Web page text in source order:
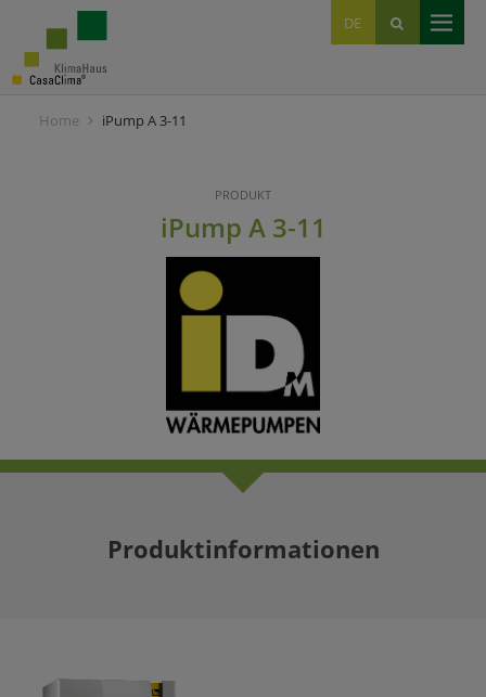
DE
IT
EN
Home iPump A 3-11
PRODUKT
iPump A 3-11
Produktinformationen